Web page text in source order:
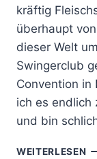
kräftig
überhaupt
dieser Welt
Swingerclub
Convention in
ich es endlich
und bin
WEITERLESEN